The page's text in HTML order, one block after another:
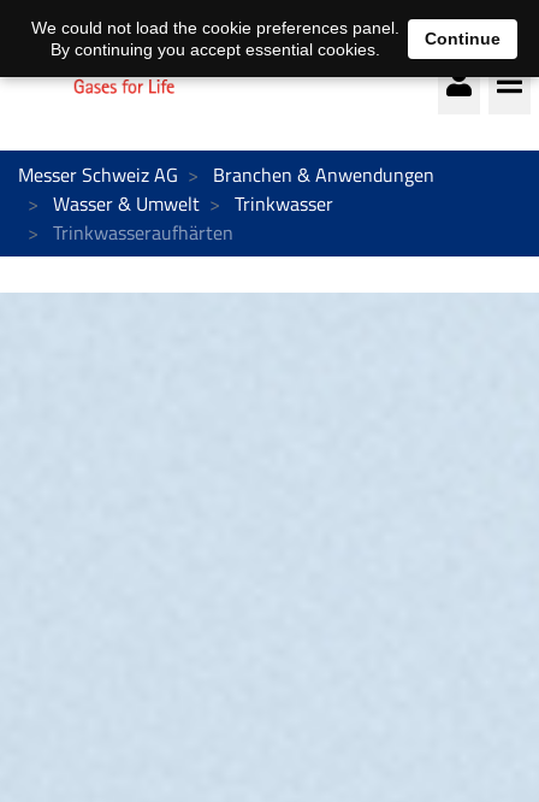
Deutsch français
Messer Schweiz AG
Branchen & Anwendungen
Wasser & Umwelt
Trinkwasser
Trinkwasseraufhärten
We could not load the cookie preferences panel.
By continuing you accept essential cookies.
Continue